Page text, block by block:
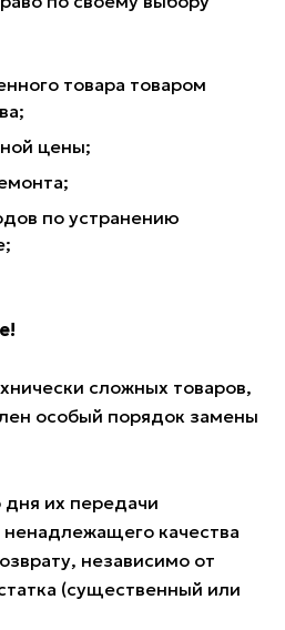
товара товаром
цены;
по устранению
сложных товаров,
особый порядок замены
их передачи
качества
независимо от
(существенный или